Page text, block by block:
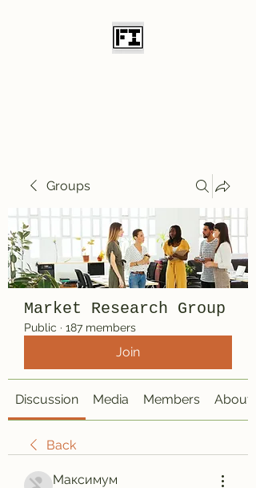
Groups
Market Research Group
Public · 187 members
Join
Discussion Media Members About
Back
Максимум